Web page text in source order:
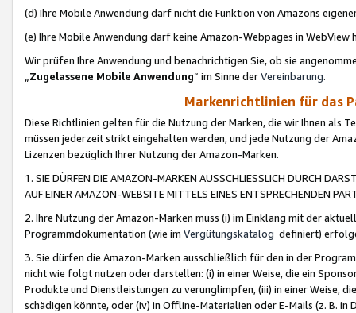
(d) Ihre Mobile Anwendung darf nicht die Funktion von Amazons
(e) Ihre Mobile Anwendung darf keine Amazon-Webpages in WebView
Wir prüfen Ihre Anwendung und benachrichtigen Sie, ob sie
„Zugelassene Mobile Anwendung“ im Sinne derVereinbarung.
Markenrichtlinien für das
Diese Richtlinien gelten für die Nutzung der Marken, die wir Ihnen als
müssen jederzeit strikt eingehalten werden, und jede Nutzung der
Lizenzen bezüglich Ihrer Nutzung der Amazon-Marken.
1. SIE DÜRFEN DIE AMAZON-MARKEN AUSSCHLIESSLICH DURCH
AUF EINER AMAZON-WEBSITE MITTELS EINES ENTSPRECHENDEN
2. Ihre Nutzung der Amazon-Marken muss (i) im Einklang mit der
Programmdokumentation (wie im Vergütungskatalog definiert)
3. Sie dürfen die Amazon-Marken ausschließlich für den in der
nicht wie folgt nutzen oder darstellen: (i) in einer Weise, die ein
Produkte und Dienstleistungen zu verunglimpfen, (iii) in einer Weise,
schädigen könnte, oder (iv) in Offline-Materialien oder E-Mails (z. B. in